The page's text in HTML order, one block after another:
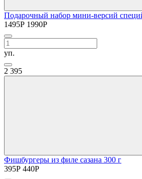
Подарочный набор мини-версий
1495Р 1990Р
уп.
2 395
Фишбургеры из филе сазана 300 г
395Р 440Р